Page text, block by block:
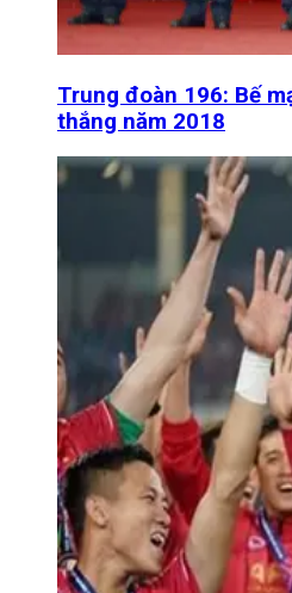
Trung đoàn 196: Bế
thắng năm 2018